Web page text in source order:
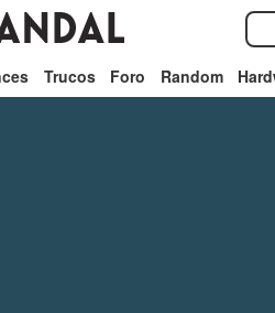
Trucos Foro Random